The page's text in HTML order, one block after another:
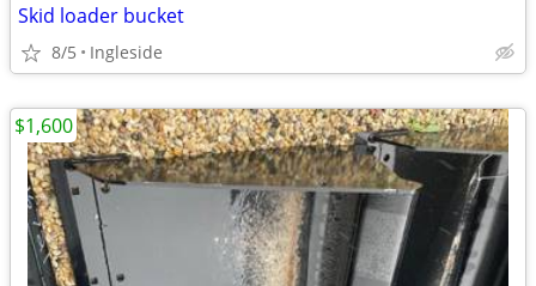
Skid loader bucket
8/5 Ingleside
$1,600